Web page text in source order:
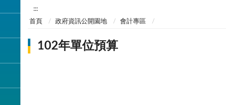
:::
首頁 政府資訊公開園地 會計專區
102年單位預算